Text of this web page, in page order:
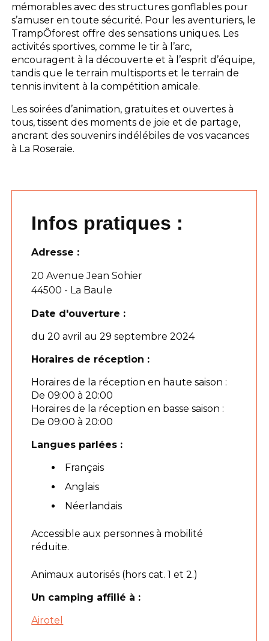
mémorables avec des structures gonflables pour
s’amuser en toute sécurité. Pour les aventuriers, le
TrampÔforest offre des sensations uniques. Les
activités sportives, comme le tir à l’arc,
encouragent à la découverte et à l’esprit d’équipe,
tandis que le terrain multisports et le terrain de
tennis invitent à la compétition amicale.
Les soirées d’animation, gratuites et ouvertes à
tous, tissent des moments de joie et de partage,
ancrant des souvenirs indélébiles de vos vacances
à La Roseraie.
Infos pratiques :
Adresse :
20 Avenue Jean Sohier
44500 - La Baule
Date d'ouverture :
du 20 avril au 29 septembre 2024
Horaires de réception :
Horaires de la réception en haute saison :
De 09:00 à 20:00
Horaires de la réception en basse saison :
De 09:00 à 20:00
Langues parlées :
Français
Anglais
Néerlandais
Accessible aux personnes à mobilité
réduite.
Animaux autorisés (hors cat. 1 et 2.)
Un camping affilié à :
Airotel